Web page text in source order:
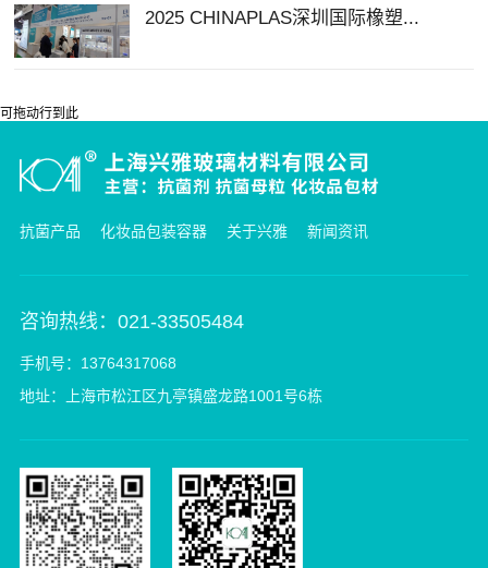
2025 CHINAPLAS深圳国际橡塑...
可拖动行到此
抗菌产品 化妆品包装容器 关于兴雅 新闻资讯
咨询热线：021-33505484
手机号：13764317068
地址：上海市松江区九亭镇盛龙路1001号6栋